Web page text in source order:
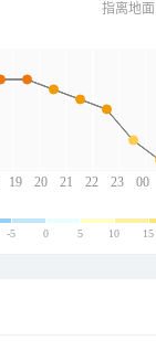
19 20 21 22 23 00
指离地
-5 0 5 10 15